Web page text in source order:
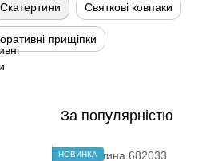
Скатертини Святкові ковпаки
прищіпки
За популярністю
НОВИНКА